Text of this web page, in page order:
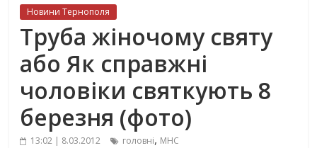
Новини Тернополя
Труба жіночому святу
або Як справжні
чоловіки святкують 8
березня (фото)
13:02 | 8.03.2012 головні, МНС